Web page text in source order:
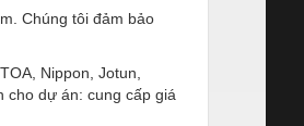
Chúng tôi đảm bảo
Nippon, Jotun,
cho dự án: cung cấp giá